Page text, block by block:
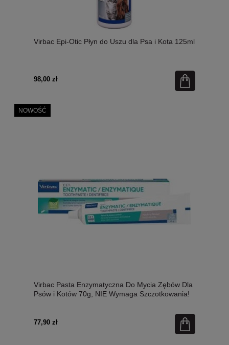
Virbac Epi-Otic Płyn do Uszu dla Psa i Kota 125ml
98,00 zł
Virbac Pasta Enzymatyczna Do Mycia Zębów Dla
Psów i Kotów 70g, NIE Wymaga Szczotkowania!
77,90 zł
NOWOŚĆ